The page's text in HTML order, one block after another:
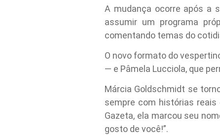
A mudança ocorre após a
assumir um programa
comentando temas do
O novo formato do
— e Pâmela Lucciola, que
Márcia Goldschmidt se
sempre com histórias reais
Gazeta, ela marcou seu
gosto de você!”.